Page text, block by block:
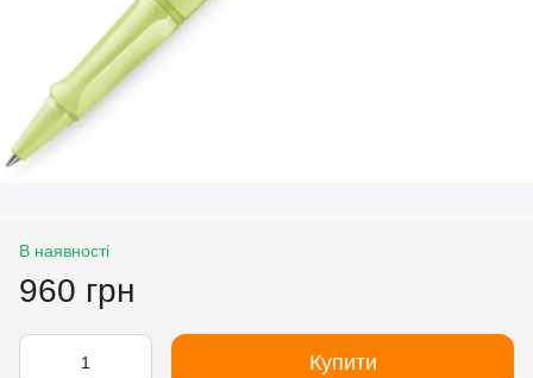
В наявності
960 грн
Купити